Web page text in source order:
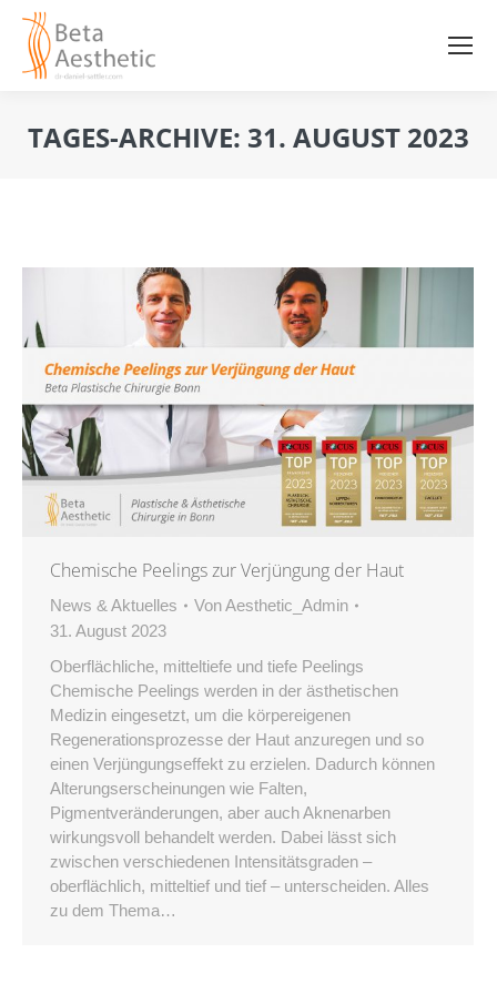
TAGES-ARCHIVE: 31. AUGUST 2023
Chemische Peelings zur Verjüngung der Haut
News & Aktuelles VonAesthetic_Admin
31. August 2023
Oberflächliche, mitteltiefe und tiefe Peelings
Chemische Peelings werden in der ästhetischen
Medizin eingesetzt, um die körpereigenen
Regenerationsprozesse der Haut anzuregen und so
einen Verjüngungseffekt zu erzielen. Dadurch können
Alterungserscheinungen wie Falten,
Pigmentveränderungen, aber auch Aknenarben
wirkungsvoll behandelt werden. Dabei lässt sich
zwischen verschiedenen Intensitätsgraden –
oberflächlich, mitteltief und tief – unterscheiden. Alles
zu dem Thema…